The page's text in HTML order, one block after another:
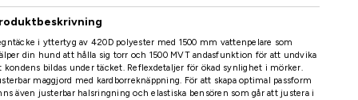
i yttertyg av 420D polyester med 1500 mm vattenpelare som
din hund att hålla sig torr och 1500 MVT andasfunktion för att undvika
kondens bildas under täcket. Reflexdetaljer för ökad synlighet i mörker.
maggjord med kardborreknäppning. För att skapa optimal passform
även justerbar halsringning och elastiska bensören som går att justera i